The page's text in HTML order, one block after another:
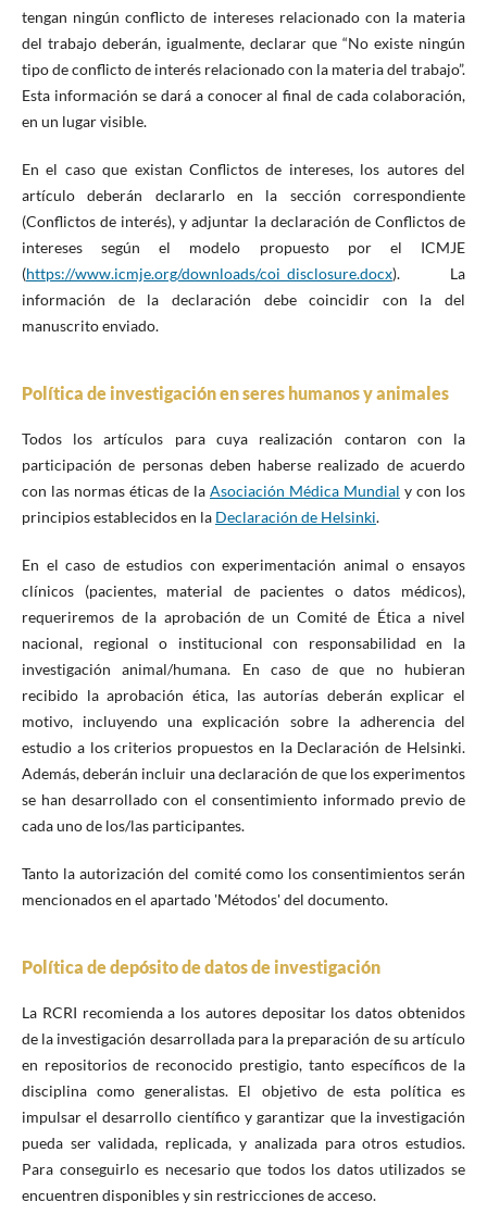
tengan ningún conflicto de intereses relacionado con la materia
del trabajo deberán, igualmente, declarar que “No existe ningún
tipo de conflicto de interés relacionado con la materia del trabajo”.
Esta información se dará a conocer al final de cada colaboración,
en un lugar visible.
En el caso que existan Conflictos de intereses, los autores del
artículo deberán declararlo en la sección correspondiente
(Conflictos de interés), y adjuntar la declaración de Conflictos de
intereses según el modelo propuesto por el ICMJE
(https://www.icmje.org/downloads/coi_disclosure.docx). La
información de la declaración debe coincidir con la del
manuscrito enviado.
Política de investigación en seres humanos y animales
Todos los artículos para cuya realización contaron con la
participación de personas deben haberse realizado de acuerdo
con las normas éticas de laAsociación Médica Mundial y con los
principios establecidos en la Declaración de Helsinki.
En el caso de estudios con experimentación animal o ensayos
clínicos (pacientes, material de pacientes o datos médicos),
requeriremos de la aprobación de un Comité de Ética a nivel
nacional, regional o institucional con responsabilidad en la
investigación animal/humana. En caso de que no hubieran
recibido la aprobación ética, las autorías deberán explicar el
motivo, incluyendo una explicación sobre la adherencia del
estudio a los criterios propuestos en la Declaración de Helsinki.
Además, deberán incluir una declaración de que los experimentos
se han desarrollado con el consentimiento informado previo de
cada uno de los/las participantes.
Tanto la autorización del comité como los consentimientos serán
mencionados en el apartado 'Métodos' del documento.
Política de depósito de datos de investigación
La RCRI recomienda a los autores depositar los datos obtenidos
de la investigación desarrollada para la preparación de su artículo
en repositorios de reconocido prestigio, tanto específicos de la
disciplina como generalistas. El objetivo de esta política es
impulsar el desarrollo científico y garantizar que la investigación
pueda ser validada, replicada, y analizada para otros estudios.
Para conseguirlo es necesario que todos los datos utilizados se
encuentren disponibles y sin restricciones de acceso.